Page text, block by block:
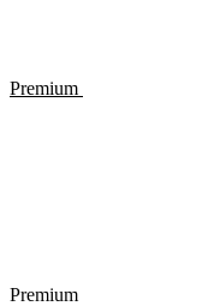
Premium
Premium